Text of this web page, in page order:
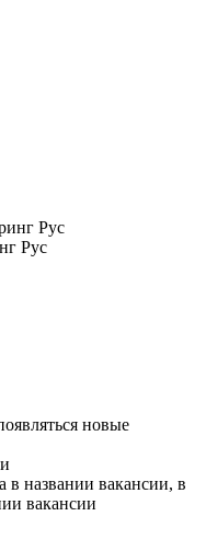
Рус
новые
в названии вакансии, в
вакансии